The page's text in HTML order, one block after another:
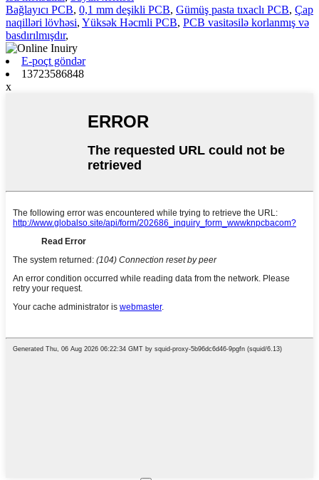
Bağlayıcı PCB, 0,1 mm deşikli PCB, Gümüş pasta tıxaclı PCB, Çap
naqilləri lövhəsi, Yüksək Həcmli PCB, PCB vasitəsilə korlanmış və
basdırılmışdır,
E-poçt göndər
13723586848
x